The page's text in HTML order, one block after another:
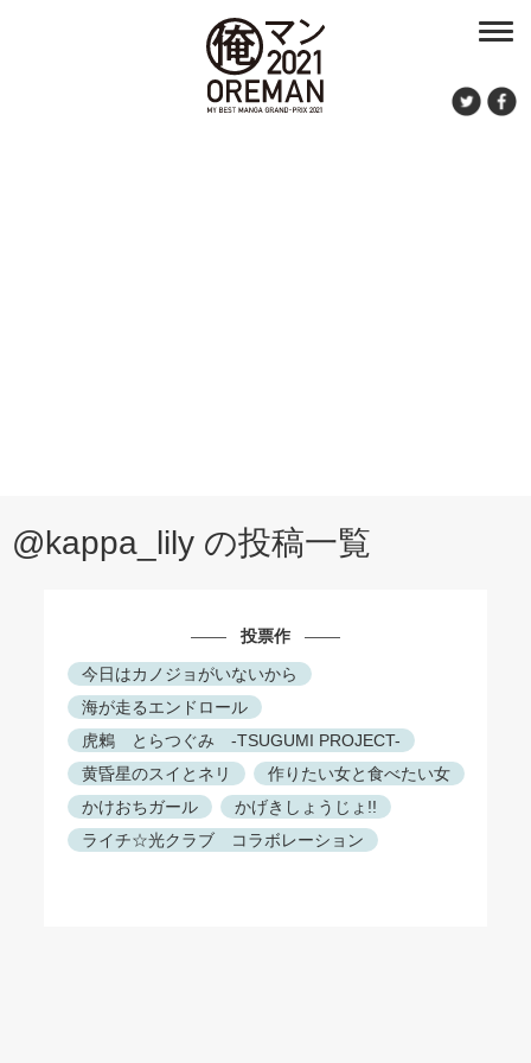
@kappa_lily の投稿一覧
投票作
今日はカノジョがいないから
海が走るエンドロール
虎鶫 とらつぐみ -TSUGUMI PROJECT-
黄昏星のスイとネリ
作りたい女と食べたい女
かけおちガール
かげきしょうじょ!!
ライチ☆光クラブ コラボレーション